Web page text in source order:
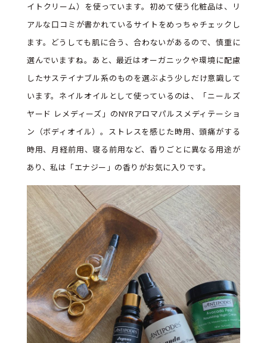
イトクリーム）を使っています。初めて使う化粧品は、リ
アルな口コミが書かれているサイトをめっちゃチェックし
ます。どうしても肌に合う、合わないがあるので、慎重に
選んでいますね。あと、最近はオーガニックや環境に配慮
したサステイナブル系のものを選ぶよう少しだけ意識して
います。ネイルオイルとして使っているのは、「ニールズ
ヤード レメディーズ」のNYRアロマパルスメディテーショ
ン（ボディオイル）。ストレスを感じた時用、頭痛がする
時用、月経前用、寝る前用など、香りごとに異なる用途が
あり、私は「エナジー」の香りがお気に入りです。